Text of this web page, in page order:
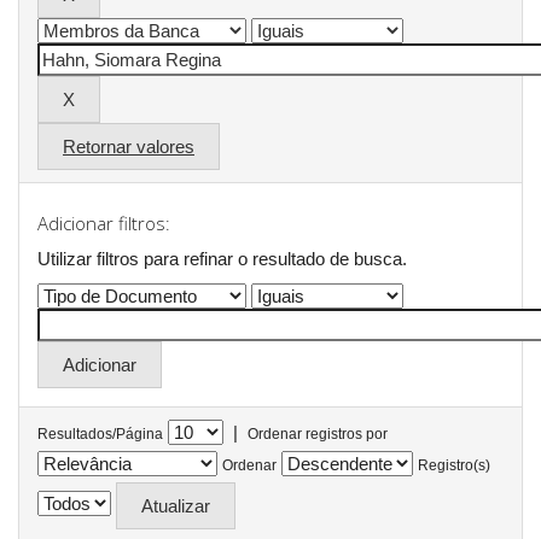
Retornar valores
Adicionar filtros:
Utilizar filtros para refinar o resultado de busca.
Resultados/Página |
Ordenar registros por
Ordenar
Registro(s)